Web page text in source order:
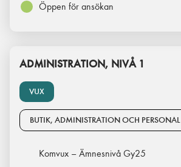
Öppen för ansökan
VUX
ADMINISTRATION, NIVÅ 1
BUTIK, ADMINISTRATION OCH PERSONAL
Komvux – Ämnesnivå Gy25